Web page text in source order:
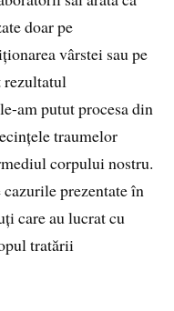
doar pe
vârstei sau pe
rezultatul
am putut procesa din
traumelor
corpului nostru.
prezentate în
care au lucrat cu
tratării